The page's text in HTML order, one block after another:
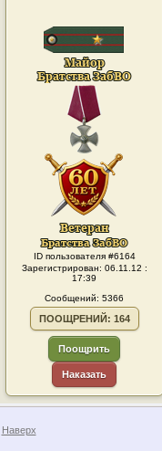
ID пользователя #6164
Зарегистрирован: 06.11.12 :
17:39
Сообщений: 5366
ПООЩРЕНИЙ: 164
Поощрить
Наказать
Наверх